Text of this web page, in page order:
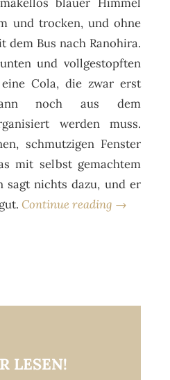
und trocken, und ohne
dem Bus nach Ranohira.
und vollgestopften
Cola, die zwar erst
noch aus dem
werden muss.
schmutzigen Fenster
mit selbst gemachtem
sagt nichts dazu, und er
Continue reading →
LESEN!